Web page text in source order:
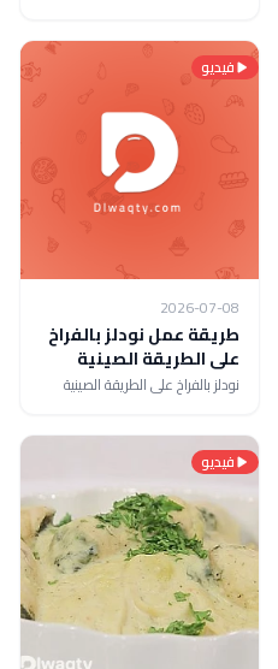
فيديو
2026-07-08
طريقة عمل نودلز بالفراخ
على الطريقة الصينية
نودلز بالفراخ على الطريقة الصينية
فيديو